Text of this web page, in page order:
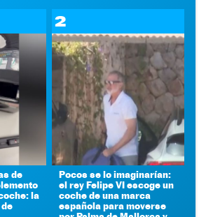
de
la
2
Pocos se lo imaginarían:
el rey Felipe VI escoge un
coche de una marca
española para moverse